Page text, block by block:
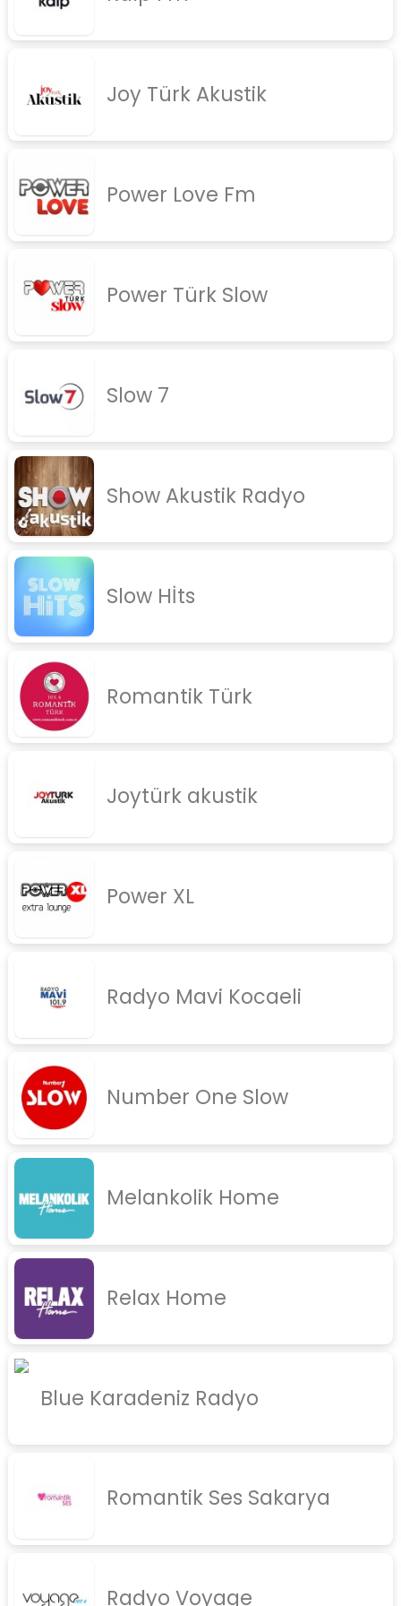
rap
Gizlilik Politikası
Joy Türk Akustik
Power Love Fm
Power Türk Slow
Slow 7
Show Akustik Radyo
Slow Hİts
Romantik Türk
Joytürk akustik
Power XL
Radyo Mavi Kocaeli
Number One Slow
Melankolik Home
Relax Home
Blue Karadeniz Radyo
Romantik Ses Sakarya
Radyo Voyage